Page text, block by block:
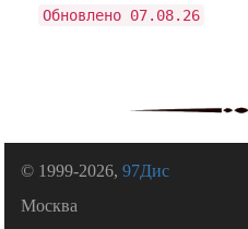
Обновлено 07.08.26
© 1999-2026,97Дис
Москва